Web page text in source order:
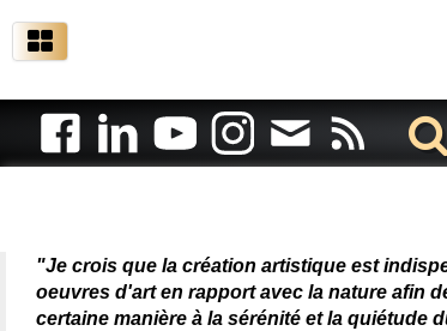
"Je crois que la création artistique est
oeuvres d'art en rapport avec la nature afin
certaine manière à la sérénité et la quiétude